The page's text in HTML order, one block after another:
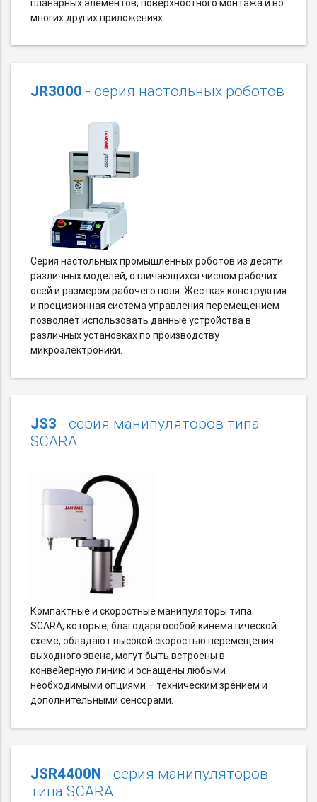
планарных элементов, поверхностного монтажа и во
многих других приложениях.
JR3000 - серия настольных роботов
Серия настольных промышленных роботов из десяти
различных моделей, отличающихся числом рабочих
осей и размером рабочего поля. Жесткая конструкция
и прецизионная система управления перемещением
позволяет использовать данные устройства в
различных установках по производству
микроэлектроники.
JS3 - серия манипуляторов типа
SCARA
Компактные и скоростные манипуляторы типа
SCARA, которые, благодаря особой кинематической
схеме, обладают высокой скоростью перемещения
выходного звена, могут быть встроены в
конвейерную линию и оснащены любыми
необходимыми опциями – техническим зрением и
дополнительными сенсорами.
JSR4400N - серия манипуляторов
типа SCARA